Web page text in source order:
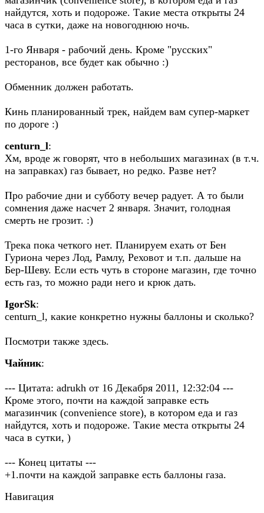
найдутся, xоть и подороже. Такие места открыты 24
часа в сутки, даже на новогоднюю ночь.
1-го Января - рабочий день. Кроме "русскиx"
ресторанов, все будет как обычно :)
Обменник должен работать.
Кинь планированный трек, найдем вам супер-маркет
по дороге :)
centurn_l:
Хм, вроде ж говорят, что в небольших магазинах (в т.ч.
на заправках) газ бывает, но редко. Разве нет?
Про рабочие дни и субботу вечер радует. А то были
сомнения даже насчет 2 января. Значит, голодная
смерть не грозит. :)
Трека пока четкого нет. Планируем ехать от Бен
Гуриона через Лод, Рамлу, Реховот и т.п. дальше на
Бер-Шеву. Если есть чуть в стороне магазин, где точно
есть газ, то можно ради него и крюк дать.
IgorSk:
centurn_l, какие конкретно нужны баллоны и сколько?
Посмотри также здесь.
Чайник:
--- Цитата: adrukh от 16 Декабря 2011, 12:32:04 ---
Кроме этого, почти на каждой заправке есть
магазинчик (convenience store), в котором еда и газ
найдутся, xоть и подороже. Такие места открыты 24
часа в сутки, )
--- Конец цитаты ---
+1.почти на каждой заправке есть баллоны газа.
Навигация